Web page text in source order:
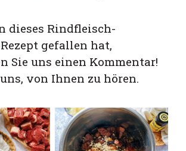
dieses Rindfleisch-
gefallen hat,
Sie uns einen Kommentar!
von Ihnen zu hören.